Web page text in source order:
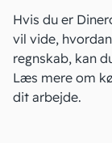
Hvis du er
vil vide,
regnskab, kan
Læs mere om
dit arbejde.